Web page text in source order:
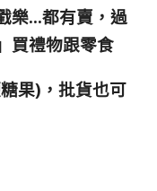
樂…都有賣，過
買禮物跟零食
果)，批貨也可